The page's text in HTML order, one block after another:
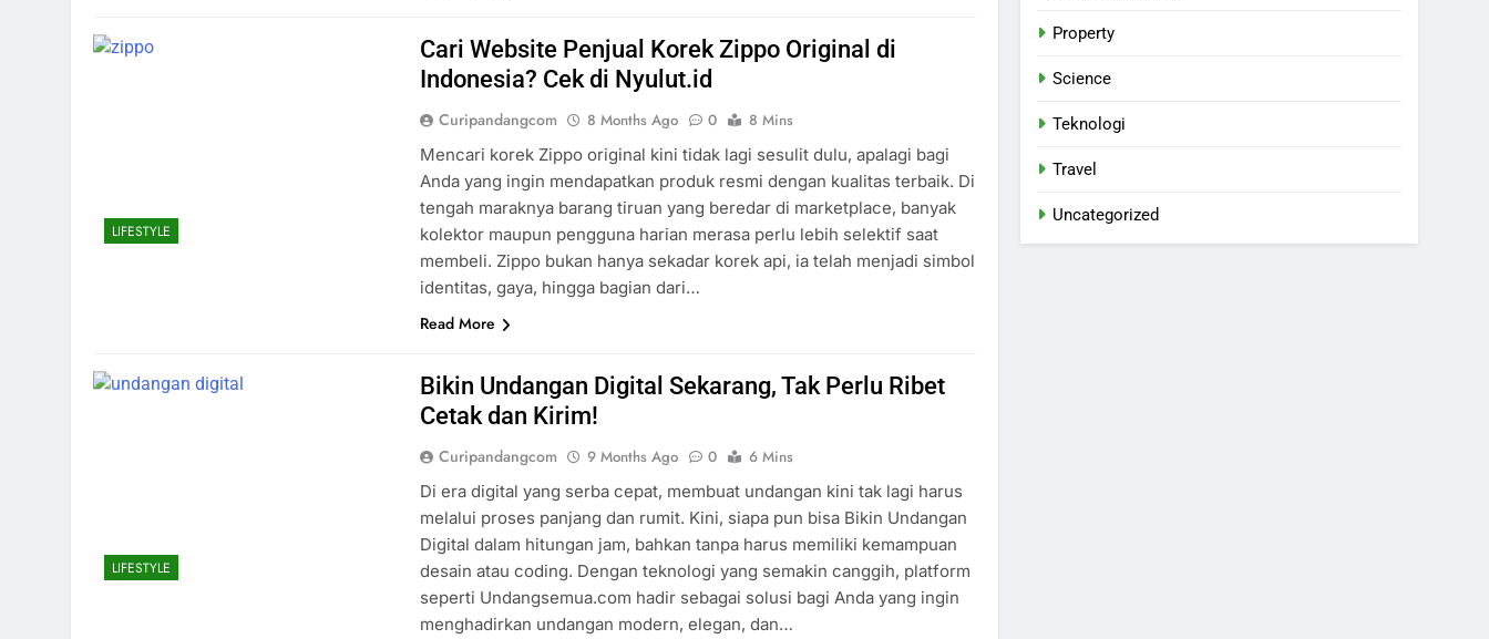
LIFESTYLE
Cari Website Penjual Korek Zippo Original di
Indonesia? Cek di Nyulut.id
Curipandangcom 8 Months Ago 0
8 Mins
Mencari korek Zippo original kini tidak lagi sesulit dulu, apalagi bagi
Anda yang ingin mendapatkan produk resmi dengan kualitas terbaik. Di
tengah maraknya barang tiruan yang beredar di marketplace, banyak
kolektor maupun pengguna harian merasa perlu lebih selektif saat
membeli. Zippo bukan hanya sekadar korek api, ia telah menjadi simbol
identitas, gaya, hingga bagian dari…
Read More
LIFESTYLE
Bikin Undangan Digital Sekarang, Tak Perlu Ribet
Cetak dan Kirim!
Curipandangcom 9 Months Ago 0
6 Mins
Di era digital yang serba cepat, membuat undangan kini tak lagi harus
melalui proses panjang dan rumit. Kini, siapa pun bisa Bikin Undangan
Digital dalam hitungan jam, bahkan tanpa harus memiliki kemampuan
desain atau coding. Dengan teknologi yang semakin canggih, platform
seperti Undangsemua.com hadir sebagai solusi bagi Anda yang ingin
menghadirkan undangan modern, elegan, dan…
Property
Science
Teknologi
Travel
Uncategorized